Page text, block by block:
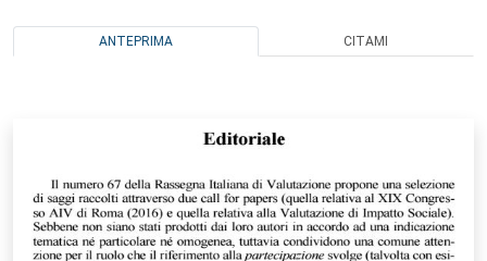
ANTEPRIMA CITAMI